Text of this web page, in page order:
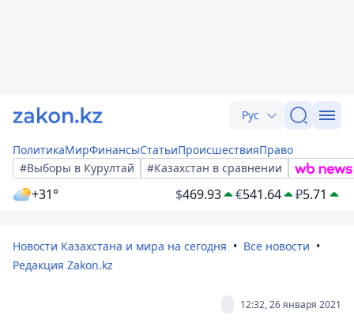
Рус
ПолитикаМирФинансыСтатьиПроисшествияПраво
#Выборы в Курултай
#Казахстан в сравнении
+31° $469.93 €541.64 ₽5.71
Новости Казахстана и мира на сегодня
Все новости
Редакция Zakon.kz
12:32, 26 января 2021